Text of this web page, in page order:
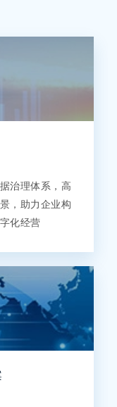
治理体系，高
，助力企业构
化经营